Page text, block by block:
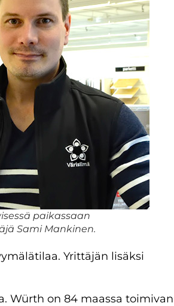
paikassaan
Sami Mankinen.
Yrittäjän lisäksi
Würth on 84 maassa toimivan